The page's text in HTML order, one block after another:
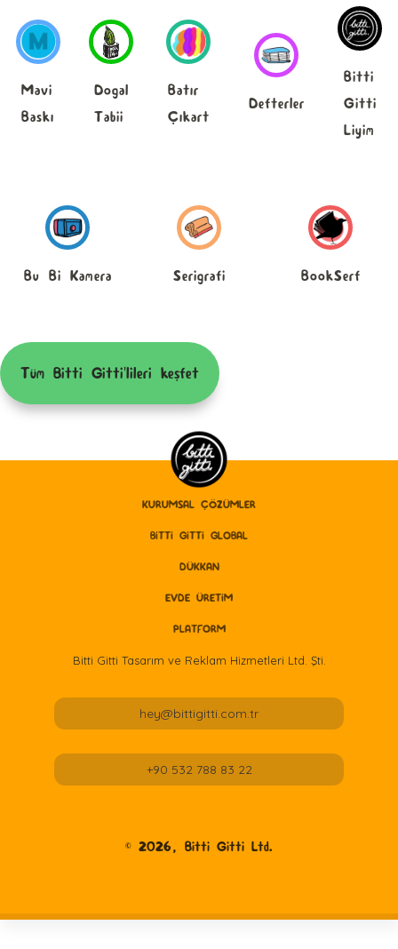
Mavi
Baskı
Dogal
Tabii
Batır
Çıkart
Defterler
Bitti
Gitti
Liyim
Bu Bi Kamera Serigrafi BookSerf
Tüm Bitti Gitti'lileri keşfet
KURUMSAL ÇÖZÜMLER
BITTI GITTI GLOBAL
DÜKKAN
EVDE ÜRETİM
PLATFORM
Bitti Gitti Tasarım ve Reklam Hizmetleri Ltd. Şti.
hey@bittigitti.com.tr
+90 532 788 83 22
© 2026, Bitti Gitti Ltd.